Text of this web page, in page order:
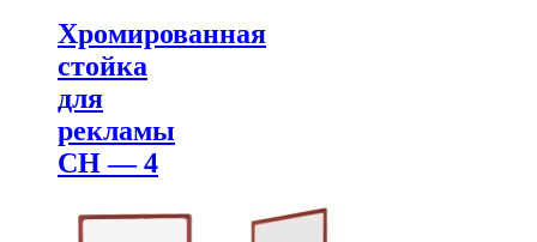
Хромированная
стойка
для
рекламы
СН — 4